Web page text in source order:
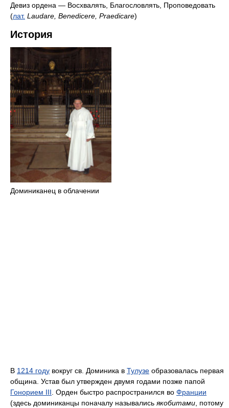
Девиз ордена — Восхвалять, Благословлять, Проповедовать
(лат. Laudare, Benedicere, Praedicare)
История
Доминиканец в облачении
В 1214 году вокруг св. Доминика в Тулузе образовалась первая
община. Устав был утвержден двумя годами позже папой
Гонорием III . Орден быстро распространился во Франции
(здесь доминиканцы поначалу назывались якобитами , потому